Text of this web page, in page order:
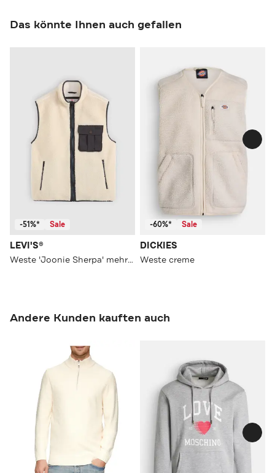
Das könnte Ihnen auch gefallen
-51%* Sale
LEVI'S®
Weste 'Joonie Sherpa' mehrfarbig
-60%* Sale
DICKIES
Weste creme
Andere Kunden kauften auch